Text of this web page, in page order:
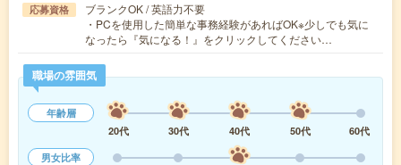
応募資格
ブランクOK / 英語力不要
・PCを使用した簡単な事務経験があればOK※少しでも気に
なったら『気になる！』をクリックしてください…
職場の雰囲気
年齢層
20代
30代 40代 50代
60代
男女比率